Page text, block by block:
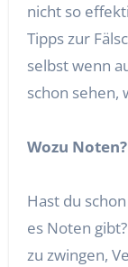
nicht so
Tipps zur
selbst wenn
schon sehen,
Wozu Noten?
Hast du
es Noten
zu zwingen,